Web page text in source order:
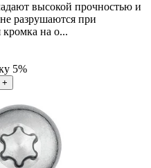
высокой прочностью и
разрушаются при
на о...
5%
+